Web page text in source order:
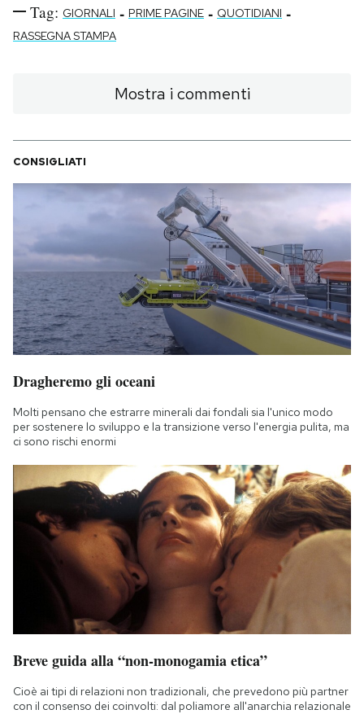
Tag: GIORNALI - PRIME PAGINE - QUOTIDIANI -
RASSEGNA STAMPA
Mostra i commenti
CONSIGLIATI
Dragheremo gli oceani
Molti pensano che estrarre minerali dai fondali sia l'unico modo
per sostenere lo sviluppo e la transizione verso l'energia pulita, ma
ci sono rischi enormi
Breve guida alla “non-monogamia etica”
Cioè ai tipi di relazioni non tradizionali, che prevedono più partner
con il consenso dei coinvolti: dal poliamore all'anarchia relazionale